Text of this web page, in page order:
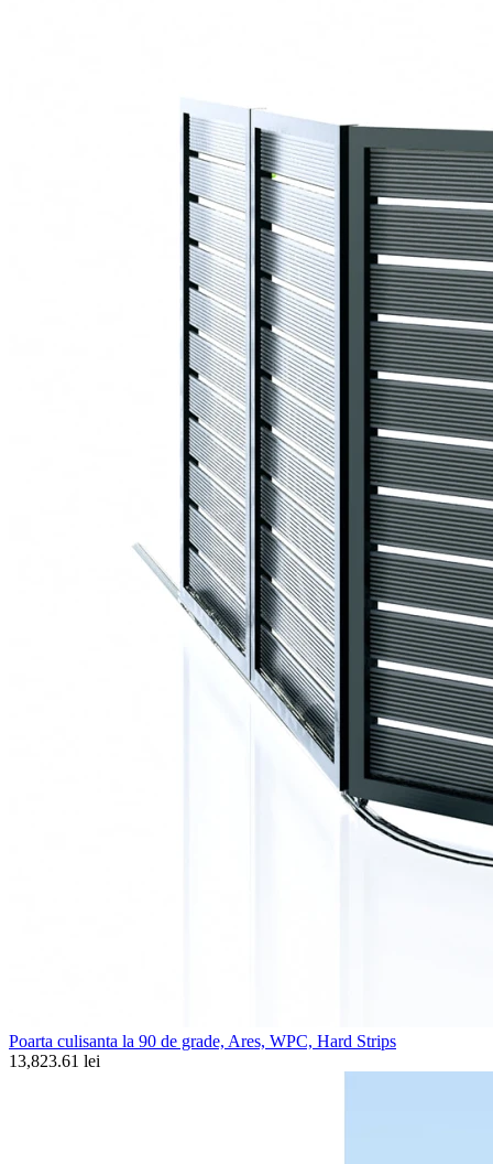
Poarta culisanta la 90 de grade, Ares, WPC, Hard Strips
13,823.61 lei